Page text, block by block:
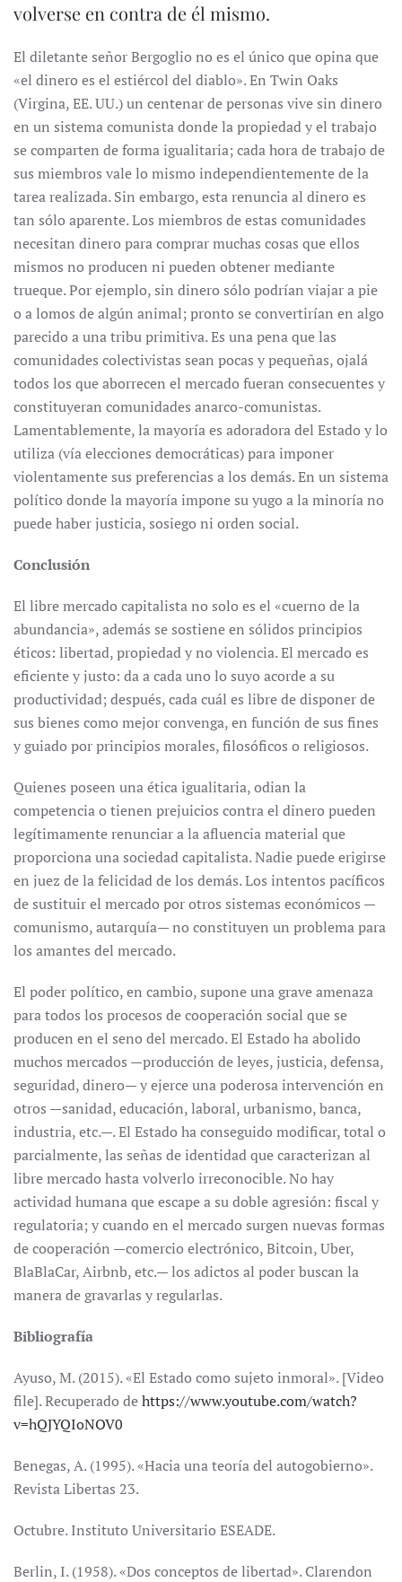
volverse en contra de él mismo.
El diletante señor Bergoglio no es el único que opina que
«el dinero es el estiércol del diablo». En Twin Oaks
(Virgina, EE. UU.) un centenar de personas vive sin dinero
en un sistema comunista donde la propiedad y el trabajo
se comparten de forma igualitaria; cada hora de trabajo de
sus miembros vale lo mismo independientemente de la
tarea realizada. Sin embargo, esta renuncia al dinero es
tan sólo aparente. Los miembros de estas comunidades
necesitan dinero para comprar muchas cosas que ellos
mismos no producen ni pueden obtener mediante
trueque. Por ejemplo, sin dinero sólo podrían viajar a pie
o a lomos de algún animal; pronto se convertirían en algo
parecido a una tribu primitiva. Es una pena que las
comunidades colectivistas sean pocas y pequeñas, ojalá
todos los que aborrecen el mercado fueran consecuentes y
constituyeran comunidades anarco-comunistas.
Lamentablemente, la mayoría es adoradora del Estado y lo
utiliza (vía elecciones democráticas) para imponer
violentamente sus preferencias a los demás. En un sistema
político donde la mayoría impone su yugo a la minoría no
puede haber justicia, sosiego ni orden social.
Conclusión
El libre mercado capitalista no solo es el «cuerno de la
abundancia», además se sostiene en sólidos principios
éticos: libertad, propiedad y no violencia. El mercado es
eficiente y justo: da a cada uno lo suyo acorde a su
productividad; después, cada cuál es libre de disponer de
sus bienes como mejor convenga, en función de sus fines
y guiado por principios morales, filosóficos o religiosos.
Quienes poseen una ética igualitaria, odian la
competencia o tienen prejuicios contra el dinero pueden
legítimamente renunciar a la afluencia material que
proporciona una sociedad capitalista. Nadie puede erigirse
en juez de la felicidad de los demás. Los intentos pacíficos
de sustituir el mercado por otros sistemas económicos —
comunismo, autarquía— no constituyen un problema para
los amantes del mercado.
El poder político, en cambio, supone una grave amenaza
para todos los procesos de cooperación social que se
producen en el seno del mercado. El Estado ha abolido
muchos mercados —producción de leyes, justicia, defensa,
seguridad, dinero— y ejerce una poderosa intervención en
otros —sanidad, educación, laboral, urbanismo, banca,
industria, etc.—. El Estado ha conseguido modificar, total o
parcialmente, las señas de identidad que caracterizan al
libre mercado hasta volverlo irreconocible. No hay
actividad humana que escape a su doble agresión: fiscal y
regulatoria; y cuando en el mercado surgen nuevas formas
de cooperación —comercio electrónico, Bitcoin, Uber,
BlaBlaCar, Airbnb, etc.— los adictos al poder buscan la
manera de gravarlas y regularlas.
Bibliografía
Ayuso, M. (2015). «El Estado como sujeto inmoral». [Video
file]. Recuperado dehttps://www.youtube.com/watch?
v=hQJYQIoNOV0
Benegas, A. (1995). «Hacia una teoría del autogobierno».
Revista Libertas 23.
Octubre. Instituto Universitario ESEADE.
Berlin, I. (1958). «Dos conceptos de libertad». Clarendon